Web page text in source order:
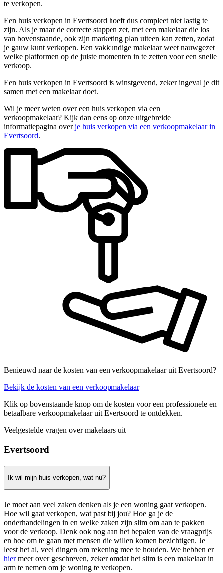
te verkopen.
Een huis verkopen in Evertsoord hoeft dus compleet niet lastig te
zijn. Als je maar de correcte stappen zet, met een makelaar die los
van bovenstaande, ook zijn marketing plan uiteen kan zetten, zodat
je gauw kunt verkopen. Een vakkundige makelaar weet nauwgezet
welke platformen op de juiste momenten in te zetten voor een snelle
verkoop.
Een huis verkopen in Evertsoord is winstgevend, zeker ingeval je dit
samen met een makelaar doet.
Wil je meer weten over een huis verkopen via een
verkoopmakelaar? Kijk dan eens op onze uitgebreide
informatiepagina overje huis verkopen via een verkoopmakelaar in
Evertsoord.
Benieuwd naar de kosten van een verkoopmakelaar uit Evertsoord?
Bekijk de kosten van een verkoopmakelaar
Klik op bovenstaande knop om de kosten voor een professionele en
betaalbare verkoopmakelaar uit Evertsoord te ontdekken.
Veelgestelde vragen over makelaars uit
Evertsoord
Ik wil mijn huis verkopen, wat nu?
Je moet aan veel zaken denken als je een woning gaat verkopen.
Hoe wil gaat verkopen, wat past bij jou? Hoe ga je de
onderhandelingen in en welke zaken zijn slim om aan te pakken
voor de verkoop. Denk ook nog aan het bepalen van de vraagprijs
en hoe om te gaan met mensen die willen komen bezichtigen. Je
leest het al, veel dingen om rekening mee te houden. We hebben er
hiermeer over geschreven, zeker omdat het slim is een makelaar in
arm te nemen om je woning te verkopen.